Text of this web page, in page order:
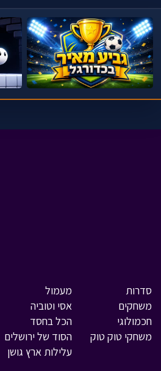
‹
סדרות
משחקים
חכמולוגי
משחקי טוק טוק
מעמול
אסי וטוביה
הכל בחסד
הסוד של ירושלים
עלילות ארץ גושן